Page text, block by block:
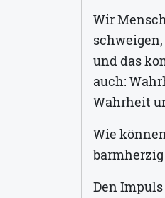
Wir
und das
auch:
Wahrheit
Wie
Den